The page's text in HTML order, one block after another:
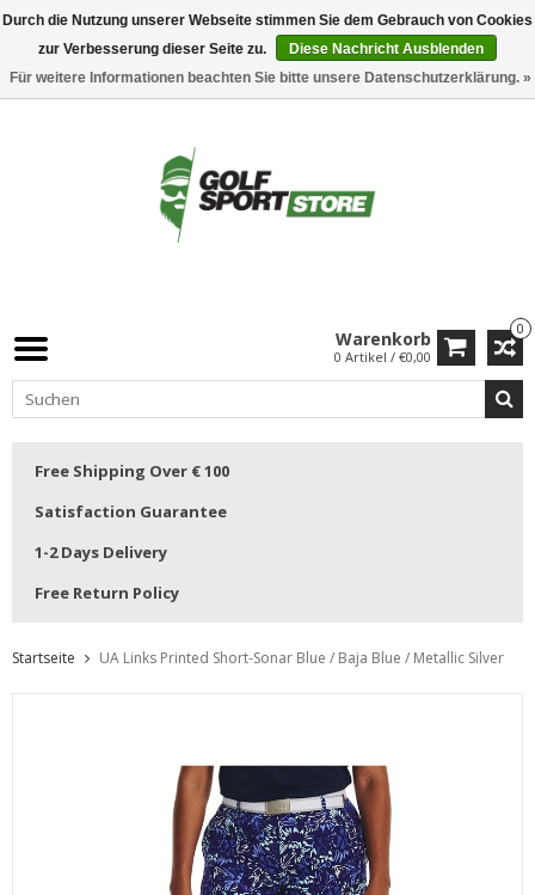
0
Warenkorb
0 Artikel / €0,00
Free Shipping Over € 100
Satisfaction Guarantee
1-2 Days Delivery
Free Return Policy
Startseite UA Links Printed Short-Sonar Blue / Baja Blue / Metallic Silver
Durch die Nutzung unserer Webseite stimmen Sie dem Gebrauch von Cookies
zur Verbesserung dieser Seite zu.
Diese Nachricht Ausblenden
Für weitere Informationen beachten Sie bitte unsere Datenschutzerklärung. »